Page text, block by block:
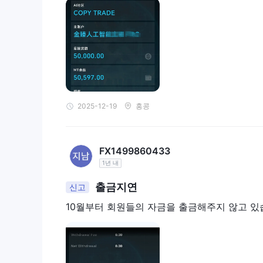
자금을 입금하고 출금하는 비용과 편의성에 대해 불확
지원과 같은 추가 지원 채널의 부재로 인해 고객들은
교육 자료 및 도구가 없습니다:
는 교육 자료나 도구를 제공하지 않습니다. 교육 자
데 유용할 수 있습니다.
규제 상태
회사는 암호화폐 관련 활동을 규제 기준을 준수하여
31000262677236은 그들의 합법성과 규제 요구 사항
시장 상품
Lucky Ant Trading은 MetaTrader 5 플랫폼을 통해
(최대 500:1)와 24/5 시장 접근성과 같은 기능을 자랑
또한,주식 CFD 거래
2025-12-19 홍콩
FX1499860433
1년 내
신고 출금지연
10월부터 회원들의 자금을 출금해주지 않고 있